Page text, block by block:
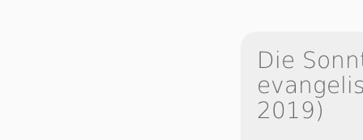
Die
2019)